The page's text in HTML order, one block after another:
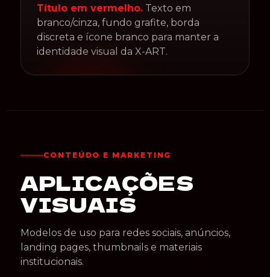
Título em vermelho. Texto em
branco/cinza, fundo grafite, borda
discreta e ícone branco para manter a
identidade visual da X-ART.
CONTEÚDO E MARKETING
APLICAÇÕES
VISUAIS
Modelos de uso para redes sociais, anúncios,
landing pages, thumbnails e materiais
institucionais.